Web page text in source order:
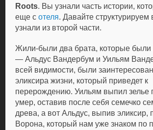
Roots. Вы узнали часть истории,
еще сотеля. Давайте структурируем
узнали из второй части.
Жили-были два брата, которые были
— Альдус Вандербум и Уильям
всей видимости, были
эликсира жизни, который приведет к
перерождению. Уильям выпил зелье
умер, оставив после себя семечко
древа, а вот Альдус, выпив эликсир,
Ворона, который нам уже знаком по